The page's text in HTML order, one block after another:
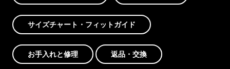
サイズチャート・フィットガイド
お手入れと修理 返品・交換